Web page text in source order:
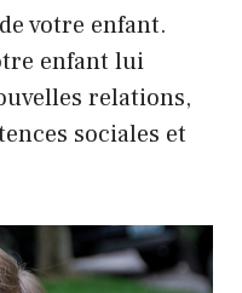
votre enfant.
enfant lui
relations,
sociales et